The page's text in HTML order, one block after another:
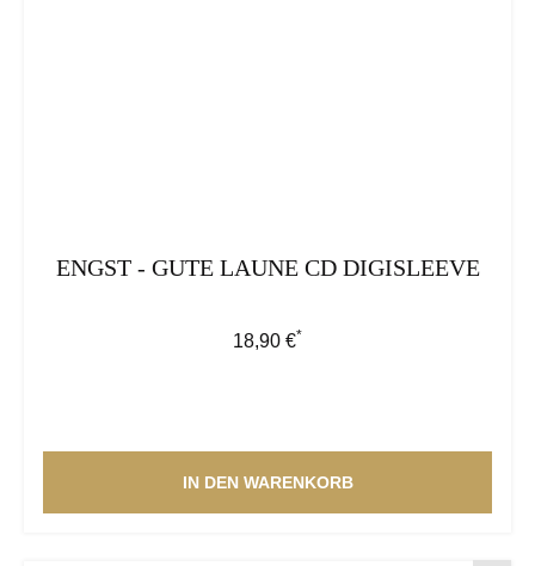
ENGST - GUTE LAUNE CD DIGISLEEVE
Regulärer Preis:
18,90 €*
IN DEN WARENKORB